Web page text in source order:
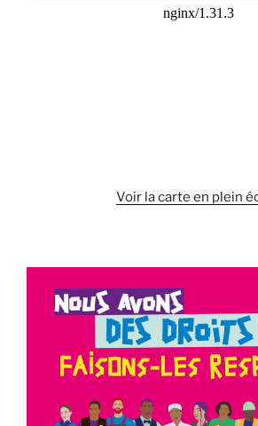
Voir la carte en plein